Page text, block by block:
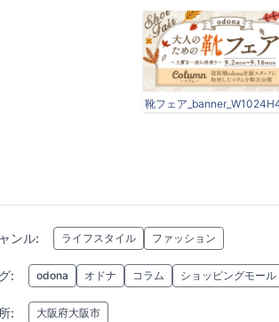
靴フェア
ンル: ライフスタイル ファッション
: odona オドナ コラム ショッピングモール
: 大阪府大阪市